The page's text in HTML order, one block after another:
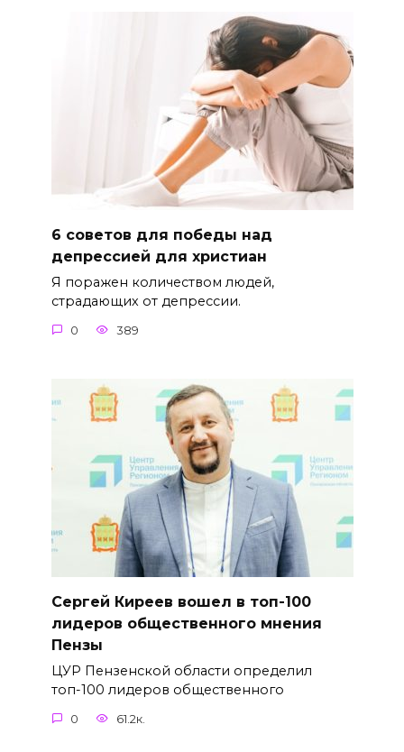
6 советов для победы над
депрессией для христиан
Я поражен количеством людей,
страдающих от депрессии.
0 389
Сергей Киреев вошел в топ-100
лидеров общественного мнения
Пензы
ЦУР Пензенской области определил
топ-100 лидеров общественного
0 61.2к.